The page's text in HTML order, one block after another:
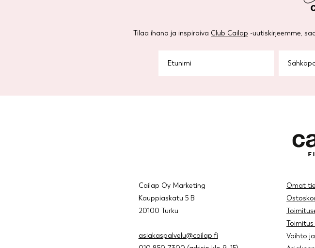
Tilaa ihana ja inspiroiva Club Cailap -uutiskirjeemme,
Cailap Oy Marketing
Kauppiaskatu 5 B
20100 Turku
asiakaspalvelu@cailap.fi
Omat
Vaihto